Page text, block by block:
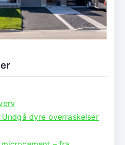
dyre overraskelser